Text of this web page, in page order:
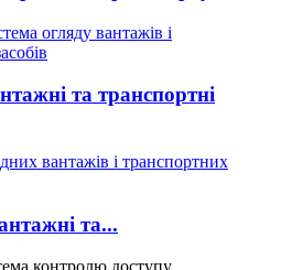
та транспортні
та...